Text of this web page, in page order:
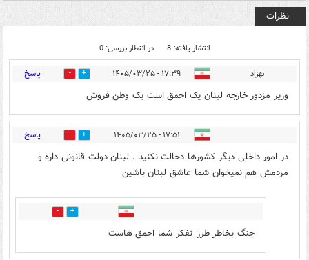
نظرات
انتشار یافته: 8 در انتظار بررسی: 0
بهزاد ۱۷:۳۹ - ۱۴۰۵/۰۳/۲۵ 5 پاسخ
وزیر مزدور خارجه لبنان یک احمق است یک وطن فروش
۱۷:۵۱ - ۱۴۰۵/۰۳/۲۵ 2 پاسخ
در امور داخلی دیگر کشورها دخالت نکنید . لبنان دولت قانونی داره و
مردمش هم نمیخوان شما عاشق لبنان باشین
0
جنگ بخاطر طرز تفکر شما احمق هاست